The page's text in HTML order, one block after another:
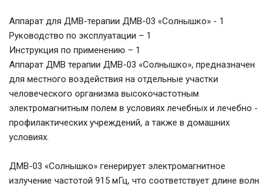
Аппарат для ДМВ-терапии ДМВ-03 «Солнышко» - 1
Руководство по эксплуатации – 1
Инструкция по применению – 1
Аппарат ДМВ терапии ДМВ-03 «Солнышко», предназначен
для местного воздействия на отдельные участки
человеческого организма высокочастотным
электромагнитным полем в условиях лечебных и лечебно -
профилактических учреждений, а также в домашних
условиях.
ДМВ-03 «Солнышко» генерирует электромагнитное
излучение частотой 915 мГц, что соответствует длине волн